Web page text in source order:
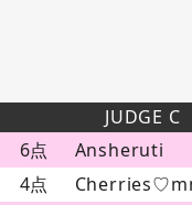
JUDGE C
6点
Ansheruti
4点